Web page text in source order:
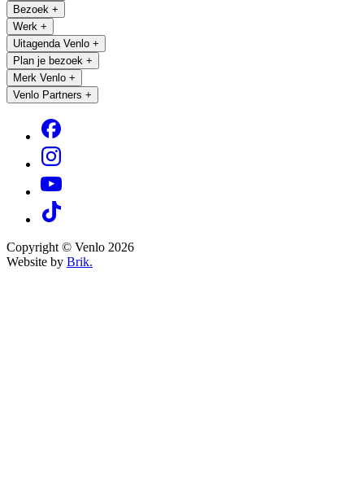
Bezoek +
Werk +
Uitagenda Venlo +
Plan je bezoek +
Merk Venlo +
Venlo Partners +
Copyright © Venlo 2026
Website by Brik.